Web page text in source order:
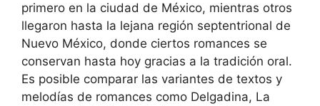
primero en la ciudad de México, mientras otros
llegaron hasta la lejana región septentrional de
Nuevo México, donde ciertos romances se
conservan hasta hoy gracias a la tradición oral.
Es posible comparar las variantes de textos y
melodías de romances como Delgadina, La